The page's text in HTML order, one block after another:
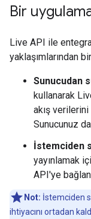
Bir
Live API ile
yaklaşımlarından
Sunucudan
kullanarak
akış
Sunucunuz
İstemciden
yayınlamak
API'ye
Not: İstemciden
ihtiyacını ortadan